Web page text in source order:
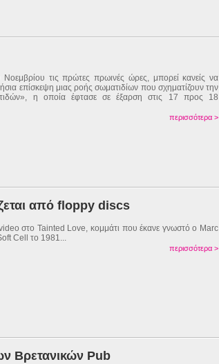
τις πρώτες πρωινές ώρες, μπορεί κανείς να
επίσκεψη μιας ροής σωματιδίων που σχηματίζουν την
η οποία έφτασε σε έξαρση στις 17 προς 18
περισσότερα >
από floppy discs
video στο Tainted Love, κομμάτι που έκανε γνωστό ο Marc
Cell το 1981...
περισσότερα >
Βρετανικών Pub